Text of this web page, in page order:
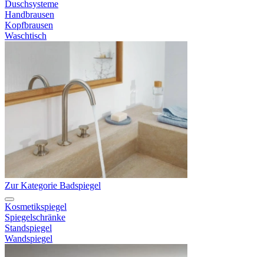
Duschsysteme
Handbrausen
Kopfbrausen
Waschtisch
Zur Kategorie Badspiegel
Kosmetikspiegel
Spiegelschränke
Standspiegel
Wandspiegel